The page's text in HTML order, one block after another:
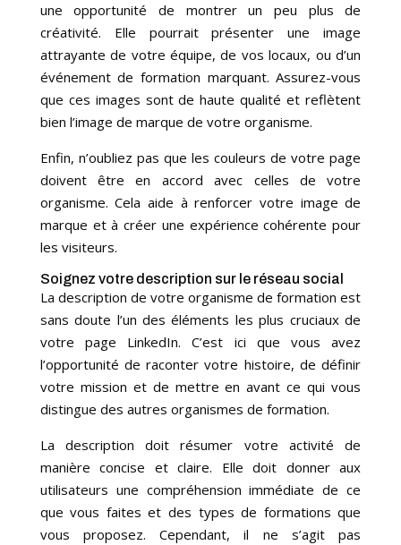
une opportunité de montrer un peu plus de
créativité. Elle pourrait présenter une image
attrayante de votre équipe, de vos locaux, ou d’un
événement de formation marquant. Assurez-vous
que ces images sont de haute qualité et reflètent
bien l’image de marque de votre organisme.
Enfin, n’oubliez pas que les couleurs de votre page
doivent être en accord avec celles de votre
organisme. Cela aide à renforcer votre image de
marque et à créer une expérience cohérente pour
les visiteurs.
Soignez votre description sur le réseau social
La description de votre organisme de formation est
sans doute l’un des éléments les plus cruciaux de
votre page LinkedIn. C’est ici que vous avez
l’opportunité de raconter votre histoire, de définir
votre mission et de mettre en avant ce qui vous
distingue des autres organismes de formation.
La description doit résumer votre activité de
manière concise et claire. Elle doit donner aux
utilisateurs une compréhension immédiate de ce
que vous faites et des types de formations que
vous proposez. Cependant, il ne s’agit pas